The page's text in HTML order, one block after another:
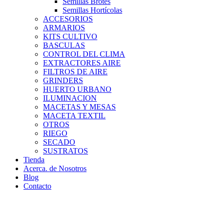
Semillas Hortícolas
ACCESORIOS
ARMARIOS
KITS CULTIVO
BASCULAS
CONTROL DEL CLIMA
EXTRACTORES AIRE
FILTROS DE AIRE
GRINDERS
HUERTO URBANO
ILUMINACION
MACETAS Y MESAS
MACETA TEXTIL
OTROS
RIEGO
SECADO
SUSTRATOS
Tienda
Acerca. de Nosotros
Blog
Contacto